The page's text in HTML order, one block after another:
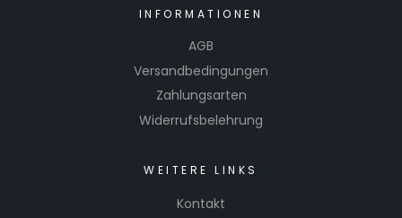
INFORMATIONEN
AGB
Versandbedingungen
Zahlungsarten
Widerrufsbelehrung
WEITERE LINKS
Kontakt